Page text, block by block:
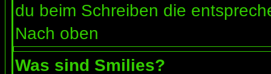
du beim Schreiben die
Nach oben
Was sind Smilies?